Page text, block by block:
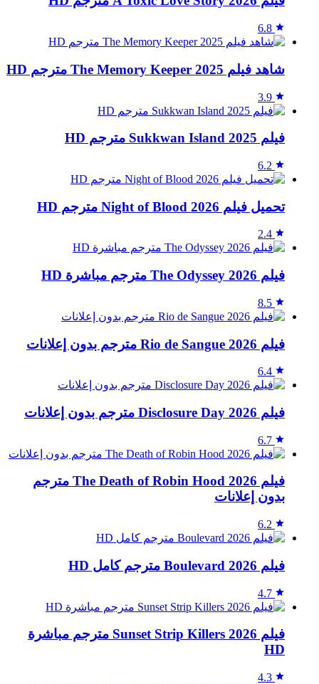
6.8
شاهد فيلم The Memory Keeper 2025 مترجم HD
3.9
فيلم Sukkwan Island 2025 مترجم HD
6.2
تحميل فيلم Night of Blood 2026 مترجم HD
2.4
فيلم The Odyssey 2026 مترجم مباشرة HD
8.5
فيلم Rio de Sangue 2026 مترجم بدون إعلانات
6.4
فيلم Disclosure Day 2026 مترجم بدون إعلانات
6.7
فيلم The Death of Robin Hood 2026 مترجم
بدون إعلانات
6.2
فيلم Boulevard 2026 مترجم كامل HD
4.7
فيلم Sunset Strip Killers 2026 مترجم مباشرة
HD
4.3